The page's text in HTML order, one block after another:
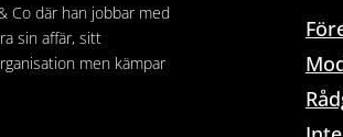
Co där han jobbar med
sin affär, sitt
men kämpar